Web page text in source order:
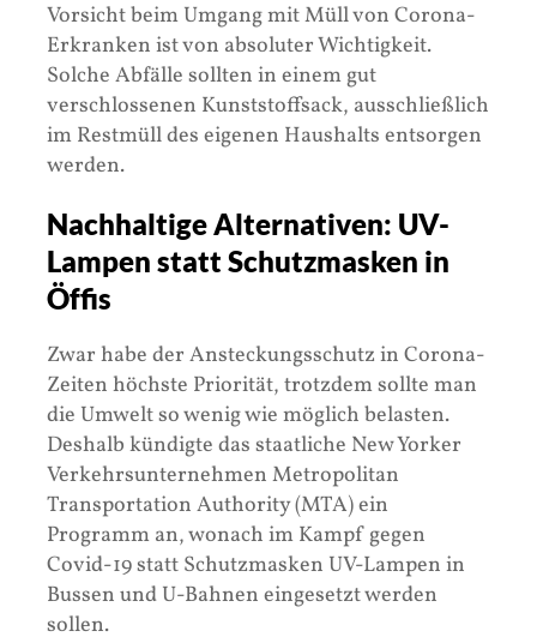
Vorsicht beim Umgang mit Müll von Corona-
Erkranken ist von absoluter Wichtigkeit.
Solche Abfälle sollten in einem gut
verschlossenen Kunststoffsack, ausschließlich
im Restmüll des eigenen Haushalts entsorgen
werden.
Nachhaltige Alternativen: UV-
Lampen statt Schutzmasken in
Öffis
Zwar habe der Ansteckungsschutz in Corona-
Zeiten höchste Priorität, trotzdem sollte man
die Umwelt so wenig wie möglich belasten.
Deshalb kündigte das staatliche New Yorker
Verkehrsunternehmen Metropolitan
Transportation Authority (MTA) ein
Programm an, wonach im Kampf gegen
Covid-19 statt Schutzmasken UV-Lampen in
Bussen und U-Bahnen eingesetzt werden
sollen.